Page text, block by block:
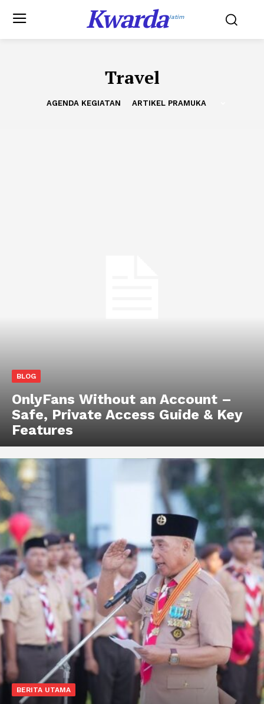
KwardaJatim
Travel
AGENDA KEGIATAN ARTIKEL PRAMUKA
BLOG
OnlyFans Without an Account –
Safe, Private Access Guide & Key
Features
BERITA UTAMA